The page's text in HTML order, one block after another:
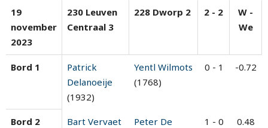
19
november
2023
230 Leuven
Centraal 3
228 Dworp 2 2 - 2
W -
We
Bord 1
Patrick
Delanoeije
(1932)
Yentl Wilmots
(1768)
0 - 1 -0.72
Bord 2
Bart Vervaet
Peter De
1 - 0 0.48